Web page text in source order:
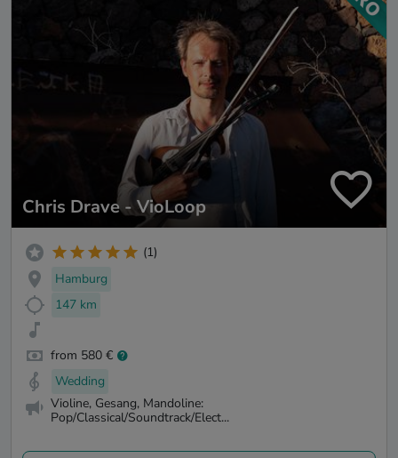
Chris Drave - VioLoop
(1)
Hamburg
147 km
from 580 €
Wedding
Violine, Gesang, Mandoline:
Pop/Classical/Soundtrack/Elect...